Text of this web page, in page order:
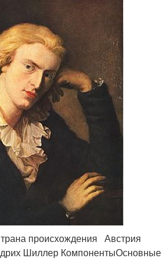
происхождения Австрия
Шиллер КомпонентыОсновные